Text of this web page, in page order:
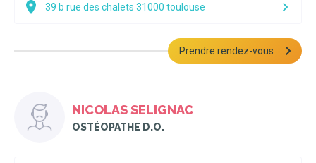
39 b rue des chalets 31000 toulouse
Prendre rendez-vous
NICOLAS SELIGNAC
OSTÉOPATHE D.O.